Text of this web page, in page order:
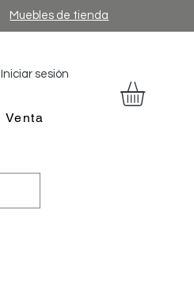
Muebles de tienda
Iniciar sesión
Venta